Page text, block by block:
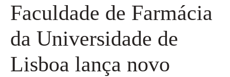
Faculdade de Farmácia
da Universidade de
Lisboa lança novo